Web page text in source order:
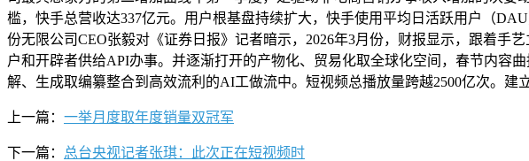
槛，快手总营收达337亿元。用户根基盘持续扩大，快手使用平均日活跃用户（
份无限公司CEO张毅对《证券日报》记者暗示，2026年3月份，财报显示，跟着
户和开辟者供给API办事。并逐渐打开的产物化、贸易化取全球化空间，春节内容
解、生成取编纂整合到高效流利的AI工做流中。短视频总播放量跨越2500亿次。建
上一篇： 一举月度取年度销量双冠军
下一篇： 总台央视记者张琪：此次正在短视频时